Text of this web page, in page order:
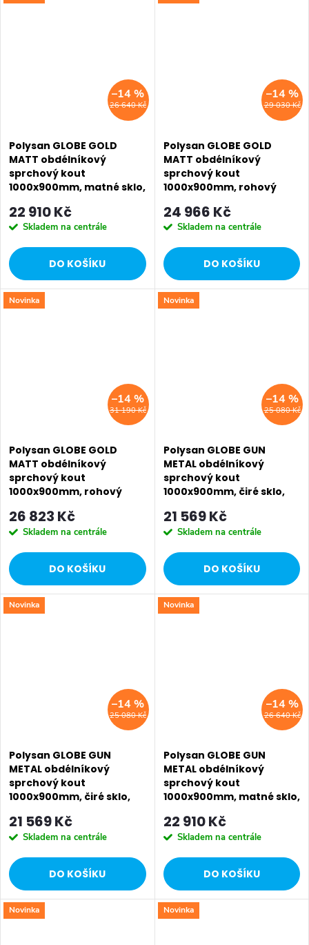
26 640 Kč
–14 %
Polysan GLOBE GOLD
MATT obdélníkový
sprchový kout
1000x900mm, matné sklo,
22 910 Kč
Skladem na centrále
DO KOŠÍKU
29 030 Kč
–14 %
Polysan GLOBE GOLD
MATT obdélníkový
sprchový kout
1000x900mm, rohový
24 966 Kč
Skladem na centrále
DO KOŠÍKU
Novinka
31 190 Kč
–14 %
Polysan GLOBE GOLD
MATT obdélníkový
sprchový kout
1000x900mm, rohový
GB5090MG
26 823 Kč
Skladem na centrále
DO KOŠÍKU
Novinka
25 080 Kč
–14 %
Polysan GLOBE GUN
METAL obdélníkový
sprchový kout
1000x900mm, čiré sklo,
21 569 Kč
Skladem na centrále
DO KOŠÍKU
Novinka
25 080 Kč
–14 %
Polysan GLOBE GUN
METAL obdélníkový
sprchový kout
1000x900mm, čiré sklo,
21 569 Kč
Skladem na centrále
DO KOŠÍKU
Novinka
26 640 Kč
–14 %
Polysan GLOBE GUN
METAL obdélníkový
sprchový kout
1000x900mm, matné sklo,
22 910 Kč
Skladem na centrále
DO KOŠÍKU
Novinka
Novinka